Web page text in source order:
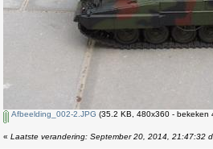
Afbeelding_002-2.JPG (35.2 KB, 480x360 - bekeken
« Laatste verandering: September 20, 2014, 21:47:32